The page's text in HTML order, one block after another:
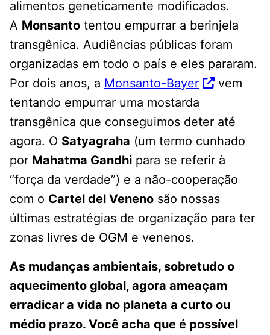
alimentos geneticamente modificados.
A Monsanto tentou empurrar a berinjela
transgênica. Audiências públicas foram
organizadas em todo o país e eles pararam.
Por dois anos, a Monsanto-Bayer
vem
tentando empurrar uma mostarda
transgênica que conseguimos deter até
agora. O Satyagraha (um termo cunhado
por Mahatma Gandhi para se referir à
“força da verdade”) e a não-cooperação
com o Cartel del Veneno são nossas
últimas estratégias de organização para ter
zonas livres de OGM e venenos.
As mudanças ambientais, sobretudo o
aquecimento global, agora ameaçam
erradicar a vida no planeta a curto ou
médio prazo. Você acha que é possível